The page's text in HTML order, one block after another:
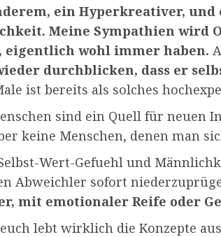
ein Hyperkreativer, und
Meine Sympathien wird
eigentlich wohl immer haben.
durchblicken, dass er
ist bereits als solches
sind ein Quell für neuen
keine Menschen, denen man
Wert-Gefuehl und
Abweichler sofort
mit emotionaler Reife oder
lebt wirklich die Konzepte